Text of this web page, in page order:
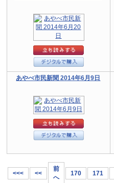
あやべ市民新聞 2014年6月9日
<<< <<
前
へ
170 171